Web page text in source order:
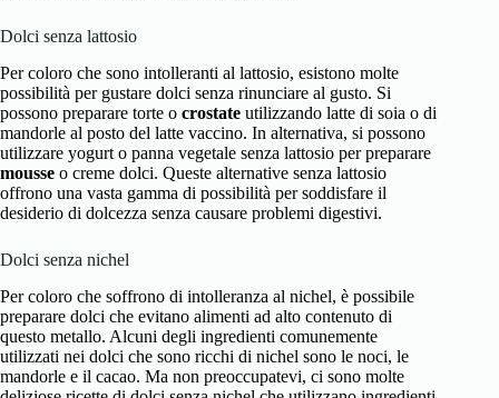
Dolci senza lattosio
Per coloro che sono intolleranti al lattosio, esistono molte
possibilità per gustare dolci senza rinunciare al gusto. Si
possono preparare torte o crostate utilizzando latte di soia o di
mandorle al posto del latte vaccino. In alternativa, si possono
utilizzare yogurt o panna vegetale senza lattosio per preparare
mousse o creme dolci. Queste alternative senza lattosio
offrono una vasta gamma di possibilità per soddisfare il
desiderio di dolcezza senza causare problemi digestivi.
Dolci senza nichel
Per coloro che soffrono di intolleranza al nichel, è possibile
preparare dolci che evitano alimenti ad alto contenuto di
questo metallo. Alcuni degli ingredienti comunemente
utilizzati nei dolci che sono ricchi di nichel sono le noci, le
mandorle e il cacao. Ma non preoccupatevi, ci sono molte